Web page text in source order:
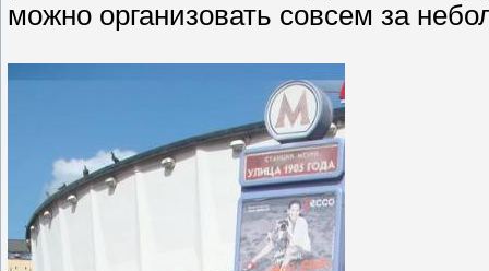
можно организовать совсем за